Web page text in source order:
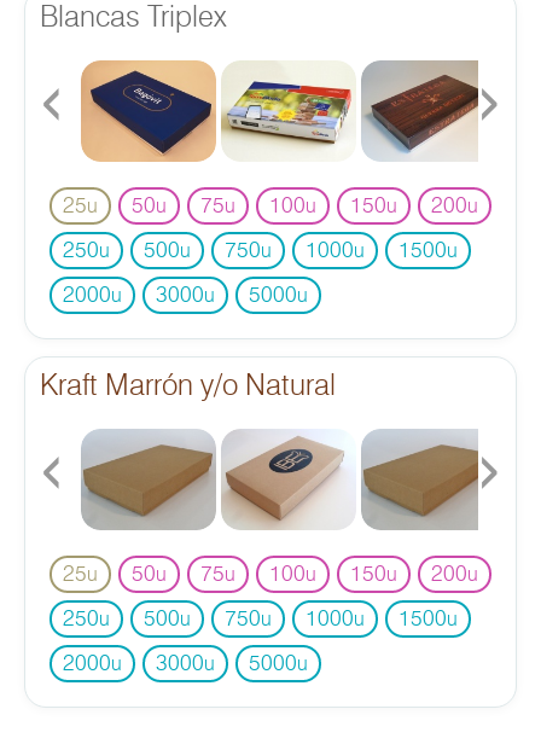
Blancas Triplex
‹ ›
25u 50u 75u 100u 150u 200u
250u 500u 750u 1000u 1500u
2000u 3000u 5000u
Kraft Marrón y/o Natural
‹ ›
25u 50u 75u 100u 150u 200u
250u 500u 750u 1000u 1500u
2000u 3000u 5000u